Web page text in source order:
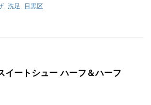
, 洗足 , 目黒区
イートシュー ハーフ＆ハーフ